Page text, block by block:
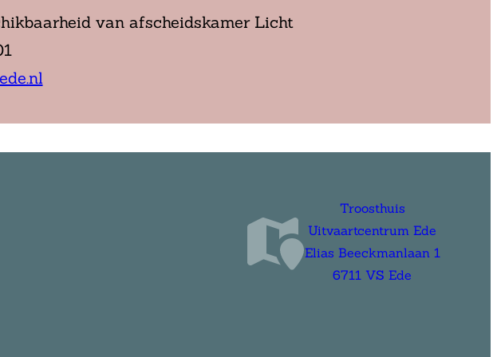
van afscheidskamer Licht
Troosthuis
Uitvaartcentrum Ede
Elias Beeckmanlaan 1
6711 VS Ede